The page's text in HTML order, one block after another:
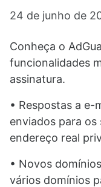
24 de junho de
Conheça o
funcionalidades
assinatura.
• Respostas a e-
enviados para os
endereço real
• Novos
vários domínios